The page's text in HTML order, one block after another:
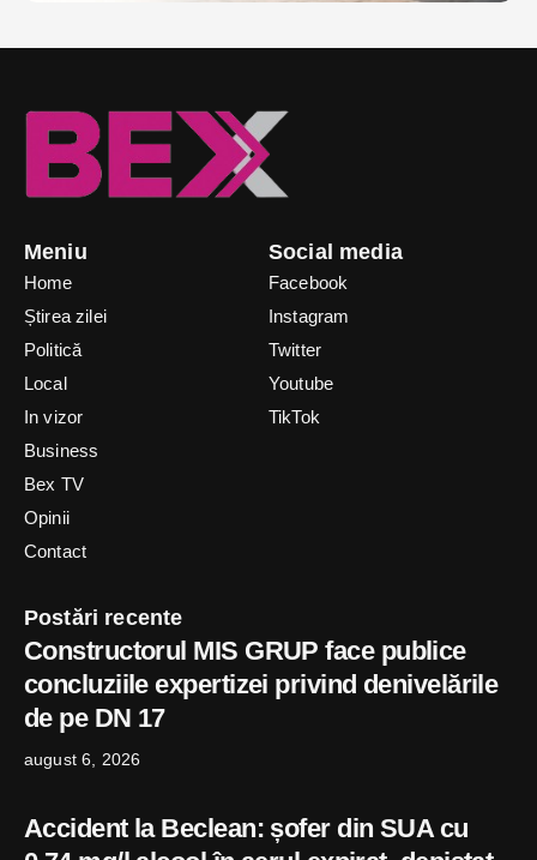
Meniu
Home
Știrea zilei
Politică
Local
In vizor
Business
Bex TV
Opinii
Contact
Social media
Facebook
Instagram
Twitter
Youtube
TikTok
Postări recente
Constructorul MIS GRUP face publice
concluziile expertizei privind denivelările
de pe DN 17
august 6, 2026
Accident la Beclean: șofer din SUA cu